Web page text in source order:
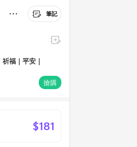
筆記
福｜平安｜
搶購
$181